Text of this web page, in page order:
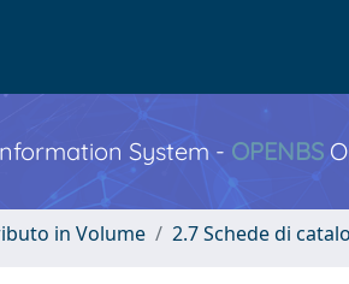
System - OPENBS
in Volume 2.7 Schede di